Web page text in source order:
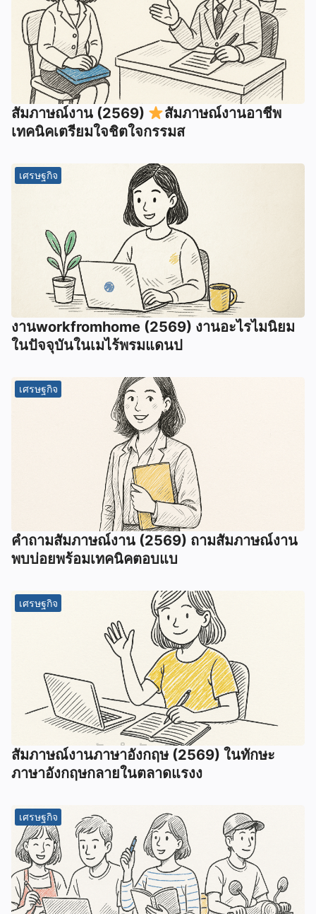
สัมภาษณ์งาน (2569)
สัมภาษณ์งานอาชีพ
เทคนิคเตรียมใจชิตใจกรรมส
เศรษฐกิจ
งานworkfromhome (2569) งานอะไรไมนิยม
ในปัจจุบันในเมไร้พรมแดนป
เศรษฐกิจ
คำถามสัมภาษณ์งาน (2569) ถามสัมภาษณ์งาน
พบบ่อยพร้อมเทคนิคตอบแบ
เศรษฐกิจ
สัมภาษณ์งานภาษาอังกฤษ (2569) ในทักษะ
ภาษาอังกฤษกลายในตลาดแรงง
เศรษฐกิจ